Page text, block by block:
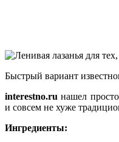
Быстрый вариант
interestno.ru нашел
и совсем не хуже
Ингредиенты: